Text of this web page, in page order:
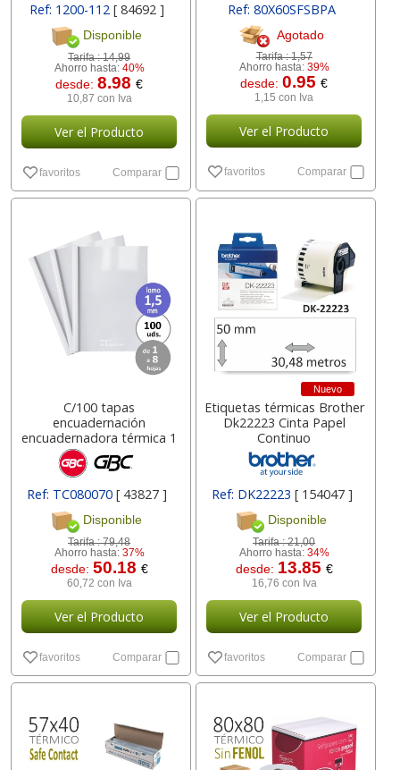
Ref: 1200-112 [ 84692 ]
Disponible
Tarifa :14,99
Ahorro hasta: 40%
desde:8.98€
10,87 con Iva
Ver el Producto
favoritos Comparar
Ref: 80X60SFSBPA
[ 16747 ]Agotado
Tarifa :1,57
Ahorro hasta: 39%
desde:0.95€
1,15 con Iva
Ver el Producto
favoritos Comparar
C/100 tapas
encuadernación
encuadernadora térmica 1
a 8 hjs
Ref: TC080070 [ 43827 ]
Disponible
Tarifa :79,48
Ahorro hasta: 37%
desde: 50.18 €
60,72 con Iva
Ver el Producto
favoritos Comparar
Nuevo
Etiquetas térmicas Brother
Dk22223 Cinta Papel
Continuo
Ref: DK22223 [ 154047 ]
Disponible
Tarifa :21,00
Ahorro hasta: 34%
desde: 13.85 €
16,76 con Iva
Ver el Producto
favoritos Comparar